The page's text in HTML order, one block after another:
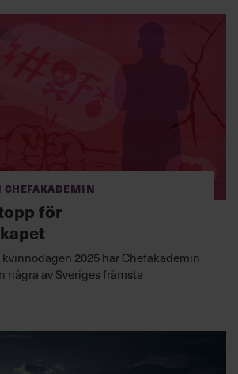
för
2025 har Chefakademin
några av Sveriges främsta